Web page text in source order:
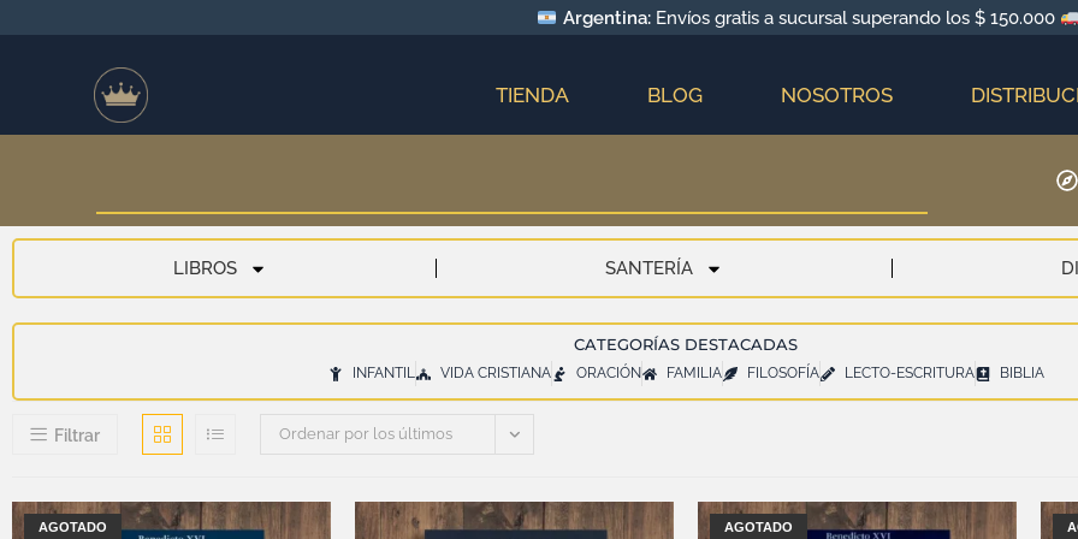
Argentina:Envíos gratis a sucursal superando los $ 150.000
TIENDA BLOG NOSOTROS
LIBROS SANTERÍA
CATEGORÍAS DESTACADAS
INFANTIL VIDA CRISTIANA ORACIÓN FAMILIA FILOSOFÍA LECTO-ESCRITURA BIBLIA
Filtrar Ordenar por los últimos
AGOTADO AGOTADO